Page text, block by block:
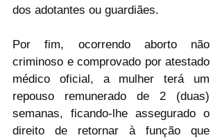
dos adotantes ou guardiães.
Por fim, ocorrendo aborto não
criminoso e comprovado por atestado
médico oficial, a mulher terá um
repouso remunerado de 2 (duas)
semanas, ficando-lhe assegurado o
direito de retornar à função que